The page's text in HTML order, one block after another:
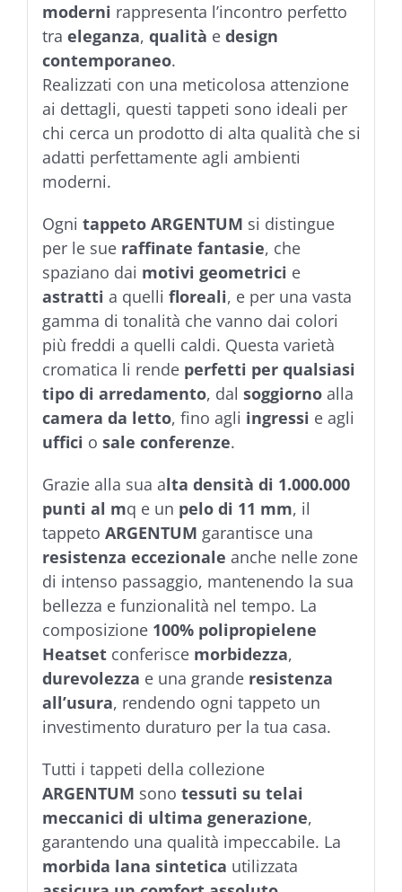
moderni rappresenta l’incontro perfetto
tra eleganza, qualità e design
contemporaneo.
Realizzati con una meticolosa attenzione
ai dettagli, questi tappeti sono ideali per
chi cerca un prodotto di alta qualità che si
adatti perfettamente agli ambienti
moderni.
Ogni tappeto ARGENTUM si distingue
per le sue raffinate fantasie, che
spaziano dai motivi geometrici e
astratti a quelli floreali, e per una vasta
gamma di tonalità che vanno dai colori
più freddi a quelli caldi. Questa varietà
cromatica li rende perfetti per qualsiasi
tipo di arredamento, dal soggiornoalla
camera da letto, fino agli ingressi e agli
uffici o sale conferenze.
Grazie alla sua alta densità di 1.000.000
punti al mq e un pelo di 11 mm, il
tappeto ARGENTUM garantisce una
resistenza eccezionale anche nelle zone
di intenso passaggio, mantenendo la sua
bellezza e funzionalità nel tempo. La
composizione 100% polipropielene
Heatsetconferisce morbidezza,
durevolezza e una grande resistenza
all’usura, rendendo ogni tappeto un
investimento duraturo per la tua casa.
Tutti i tappeti della collezione
ARGENTUM sono tessuti su telai
meccanici di ultima generazione,
garantendo una qualità impeccabile. La
morbida lana sintetica utilizzata